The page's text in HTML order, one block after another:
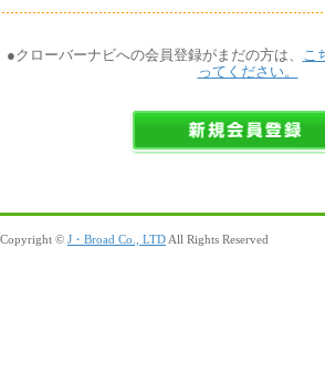
●クローバーナビへの会員登録がまだの方は、 こ
ってください。
Copyright © J・Broad Co., LTD All Rights Reserved